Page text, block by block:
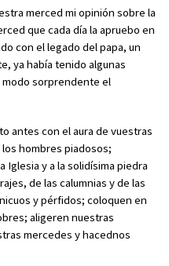
merced mi opinión sobre la
que cada día la apruebo en
con el legado del papa, un
ya había tenido algunas
modo sorprendente el
antes con el aura de vuestras
hombres piadosos;
Iglesia y a la solidísima piedra
de las calumnias y de las
y pérfidos; coloquen en
aligeren nuestras
mercedes y hacednos